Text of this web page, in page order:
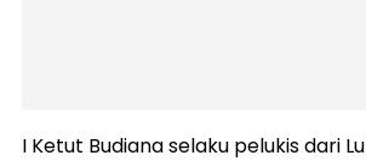
I Ketut Budiana selaku pelukis dari